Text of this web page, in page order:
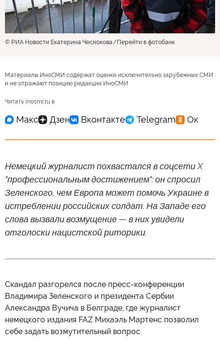
© РИА Новости Екатерина Чеснокова Перейти в фотобанк
Материалы ИноСМИ содержат оценки исключительно зарубежных СМИ
и не отражают позицию редакции ИноСМИ
Читать inosmi.ru в
Немецкий журналист похвастался в соцсети X
"профессиональным достижением": он спросил
Зеленского, чем Европа может помочь Украине в
истреблении российских солдат. На Западе его
слова вызвали возмущение — в них увидели
отголоски нацистской риторики.
Скандал разгорелся после пресс-конференции
Владимира Зеленского и президента Сербии
Александра Вучича в Белграде, где журналист
немецкого издания FAZ Михаэль Мартенс позволил
себе задать возмутительный вопрос.